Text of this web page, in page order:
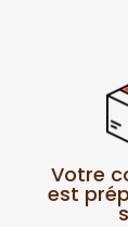
Votre
est